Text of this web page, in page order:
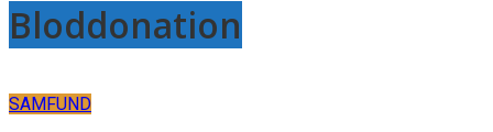
Bloddonation
SAMFUND